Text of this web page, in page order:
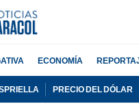
ECONOMÍA
PRECIO DEL DÓLAR